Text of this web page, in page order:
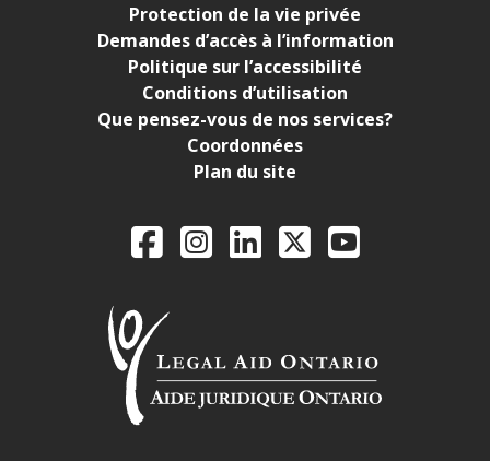
Protection de la vie privée
Demandes d’accès à l’information
Politique sur l’accessibilité
Conditions d’utilisation
Que pensez-vous de nos services?
Coordonnées
Plan du site
Legal Aid Ontario
FacebookInstagram
LinkedIn
X YouTube